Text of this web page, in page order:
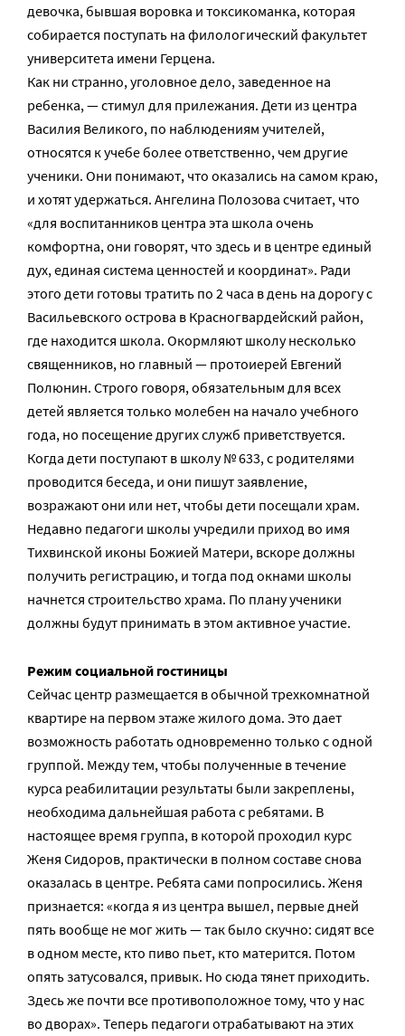
девочка, бывшая воровка и токсикоманка, которая
собирается поступать на филологический факультет
университета имени Герцена.
Как ни странно, уголовное дело, заведенное на
ребенка, — стимул для прилежания. Дети из центра
Василия Великого, по наблюдениям учителей,
относятся к учебе более ответственно, чем другие
ученики. Они понимают, что оказались на самом краю,
и хотят удержаться. Ангелина Полозова считает, что
«для воспитанников центра эта школа очень
комфортна, они говорят, что здесь и в центре единый
дух, единая система ценностей и координат». Ради
этого дети готовы тратить по 2 часа в день на дорогу с
Васильевского острова в Красногвардейский район,
где находится школа. Окормляют школу несколько
священников, но главный — протоиерей Евгений
Полюнин. Строго говоря, обязательным для всех
детей является только молебен на начало учебного
года, но посещение других служб приветствуется.
Когда дети поступают в школу № 633, с родителями
проводится беседа, и они пишут заявление,
возражают они или нет, чтобы дети посещали храм.
Недавно педагоги школы учредили приход во имя
Тихвинской иконы Божией Матери, вскоре должны
получить регистрацию, и тогда под окнами школы
начнется строительство храма. По плану ученики
должны будут принимать в этом активное участие.
Режим социальной гостиницы
Сейчас центр размещается в обычной трехкомнатной
квартире на первом этаже жилого дома. Это дает
возможность работать одновременно только с одной
группой. Между тем, чтобы полученные в течение
курса реабилитации результаты были закреплены,
необходима дальнейшая работа с ребятами. В
настоящее время группа, в которой проходил курс
Женя Сидоров, практически в полном составе снова
оказалась в центре. Ребята сами попросились. Женя
признается: «когда я из центра вышел, первые дней
пять вообще не мог жить — так было скучно: сидят все
в одном месте, кто пиво пьет, кто матерится. Потом
опять затусовался, привык. Но сюда тянет приходить.
Здесь же почти все противоположное тому, что у нас
во дворах». Теперь педагоги отрабатывают на этих